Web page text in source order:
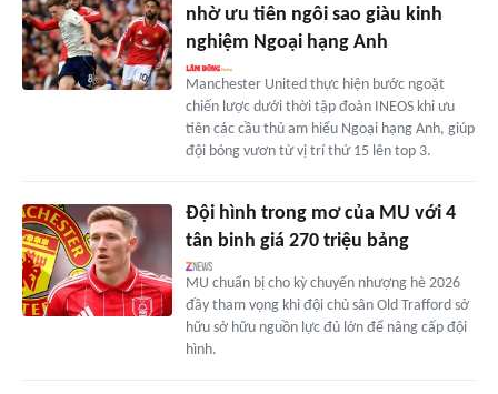
nhờ ưu tiên ngôi sao giàu kinh
nghiệm Ngoại hạng Anh
Manchester United thực hiện bước ngoặt
chiến lược dưới thời tập đoàn INEOS khi ưu
tiên các cầu thủ am hiểu Ngoại hạng Anh, giúp
đội bóng vươn từ vị trí thứ 15 lên top 3.
Đội hình trong mơ của MU với 4
tân binh giá 270 triệu bảng
MU chuẩn bị cho kỳ chuyển nhượng hè 2026
đầy tham vọng khi đội chủ sân Old Trafford sở
hữu sở hữu nguồn lực đủ lớn để nâng cấp đội
hình.